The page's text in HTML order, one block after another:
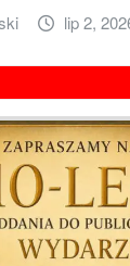
lip 2,